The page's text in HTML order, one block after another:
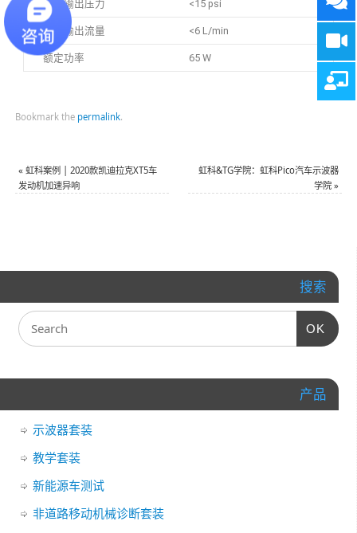
额定输出压力 <15 psi
额定输出流量 <6 L/min
额定功率 65 W
Bookmark the permalink.
« 虹科案例 | 2020款凯迪拉克XT5车
发动机加速异响
虹科&TG学院：虹科Pico汽车示波器
学院»
搜索
OK
产品
示波器套装
教学套装
新能源车测试
非道路移动机械诊断套装